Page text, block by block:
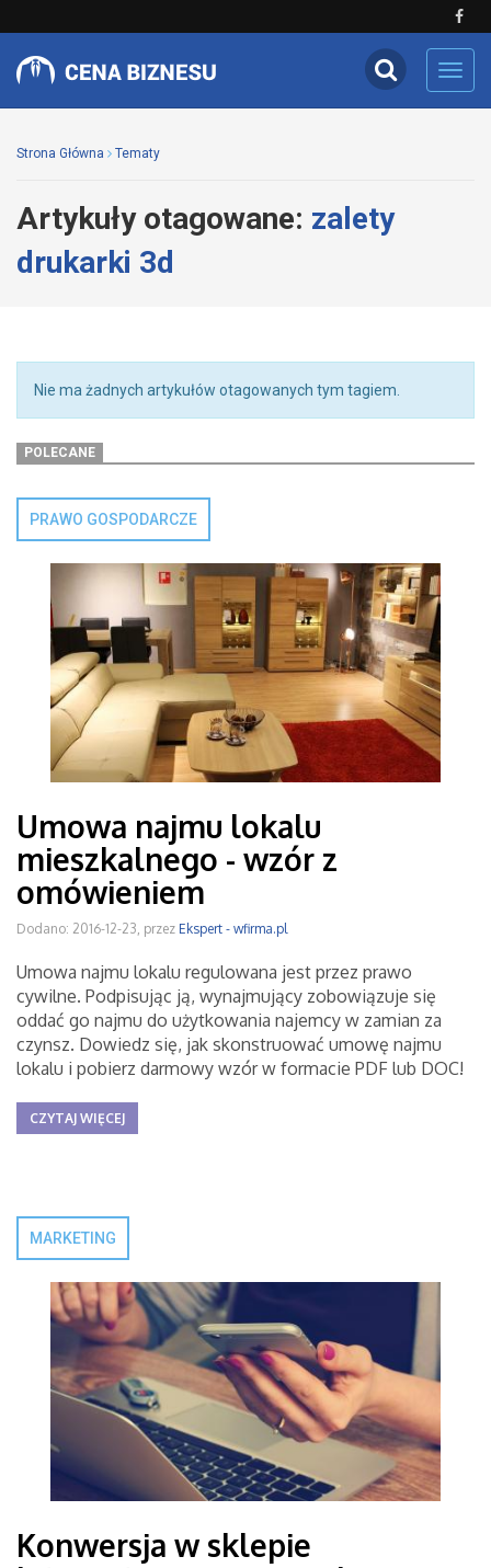
Strona Główna Tematy
Artykuły otagowane: zalety
drukarki 3d
Nie ma żadnych artykułów otagowanych tym tagiem.
POLECANE
PRAWO GOSPODARCZE
Umowa najmu lokalu
mieszkalnego - wzór z
omówieniem
Dodano: 2016-12-23, przez Ekspert - wfirma.pl
Umowa najmu lokalu regulowana jest przez prawo
cywilne. Podpisując ją, wynajmujący zobowiązuje się
oddać go najmu do użytkowania najemcy w zamian za
czynsz. Dowiedz się, jak skonstruować umowę najmu
lokalu i pobierz darmowy wzór w formacie PDF lub DOC!
CZYTAJ WIĘCEJ
MARKETING
Konwersja w sklepie